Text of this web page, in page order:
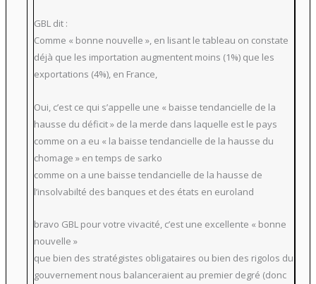
GBL dit :
Comme « bonne nouvelle », en lisant le tableau on constate
déjà que les importation augmentent moins (1%) que les
exportations (4%), en France,
Oui, c’est ce qui s’appelle une « baisse tendancielle de la
hausse du déficit » de la merde dans laquelle est le pays
comme on a eu « la baisse tendancielle de la hausse du
chomage » en temps de sarko
comme on a une baisse tendancielle de la hausse de
l’insolvabilté des banques et des états en euroland
bravo GBL pour votre vivacité, c’est une excellente « bonne
nouvelle »
que bien des stratégistes obligataires ou bien des rigolos du
gouvernement nous balanceraient au premier degré (donc